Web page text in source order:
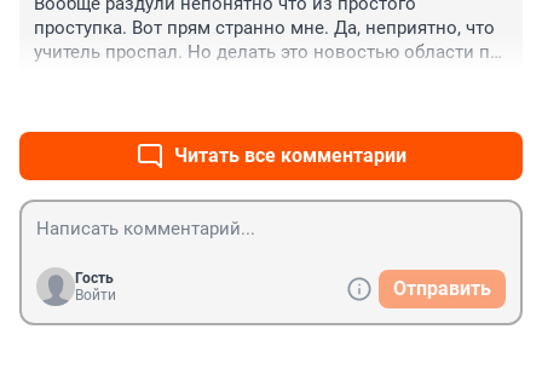
проступка. Вот прям странно мне. Да, неприятно, что
учитель проспал. Но делать это новостью области по
Читать все комментарии
Гость
Войти
Отправить